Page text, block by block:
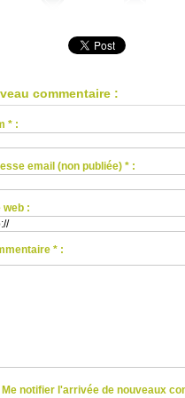
commentaire :
* :
email (non publiée) * :
web :
* :
Me notifier l'arrivée de nouveaux